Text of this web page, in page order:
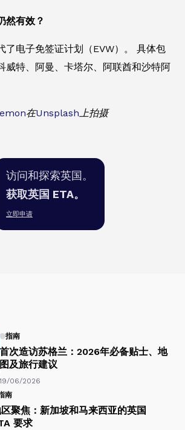
然有效？
了电子免签证计划（EVW）。 具体包
威特、阿曼、卡塔尔、阿联酋和沙特阿
在Unsplash上拍摄
访问和探索英国。
获取英国 ETA。
立即申请
指南
首次造访苏格兰：2026年必备贴士、地
图及旅行建议
19/06/2026
南
聚焦：新加坡和马来西亚的英国
要求